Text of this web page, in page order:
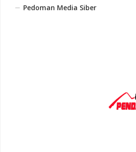
Pedoman Media Siber